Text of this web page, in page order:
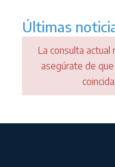
Últimas
La consulta
asegúrate de